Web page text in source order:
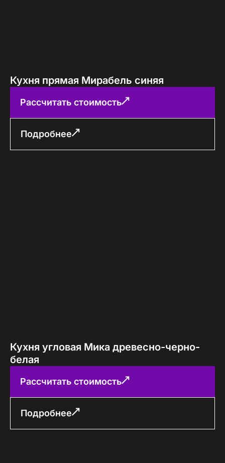
Кухня прямая Мирабель синяя
Рассчитать стоимость
Подробнее
Кухня угловая Мика древесно-черно-
белая
Рассчитать стоимость
Подробнее